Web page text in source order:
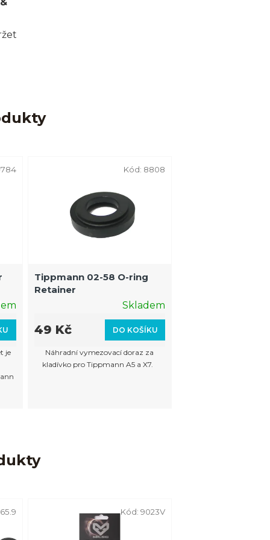
je
Tippmann 02-58 O-ring
Retainer
Skladem
DO KOŠÍKU
49 Kč
Náhradní vymezovací doraz za
kladívko pro Tippmann A5 a X7.
Kód: 8808
Kód:9023V